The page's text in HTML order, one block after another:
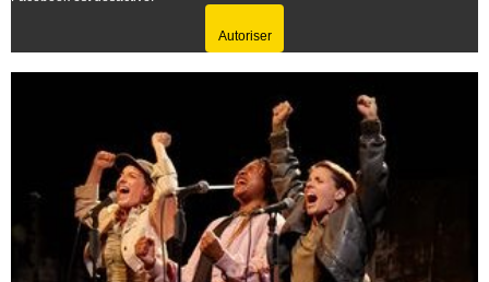
Autoriser